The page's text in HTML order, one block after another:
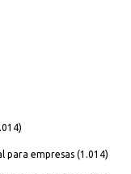
para empresas (1.014)